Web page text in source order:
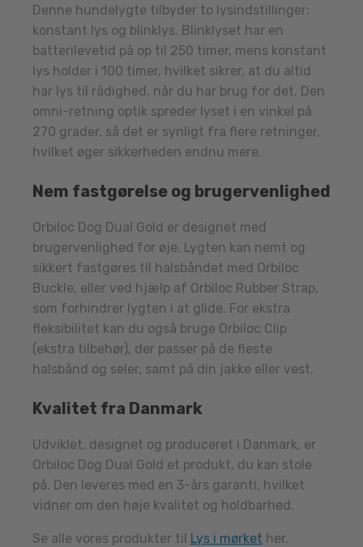
Denne hundelygte tilbyder to lysindstillinger:
konstant lys og blinklys. Blinklyset har en
batterilevetid på op til 250 timer, mens konstant
lys holder i 100 timer, hvilket sikrer, at du altid
har lys til rådighed, når du har brug for det. Den
omni-retning optik spreder lyset i en vinkel på
270 grader, så det er synligt fra flere retninger,
hvilket øger sikkerheden endnu mere.
Nem fastgørelse og brugervenlighed
Orbiloc Dog Dual Gold er designet med
brugervenlighed for øje. Lygten kan nemt og
sikkert fastgøres til halsbåndet med Orbiloc
Buckle, eller ved hjælp af Orbiloc Rubber Strap,
som forhindrer lygten i at glide. For ekstra
fleksibilitet kan du også bruge Orbiloc Clip
(ekstra tilbehør), der passer på de fleste
halsbånd og seler, samt på din jakke eller vest.
Kvalitet fra Danmark
Udviklet, designet og produceret i Danmark, er
Orbiloc Dog Dual Gold et produkt, du kan stole
på. Den leveres med en 3-års garanti, hvilket
vidner om den høje kvalitet og holdbarhed.
Se alle vores produkter til Lys i mørket her.